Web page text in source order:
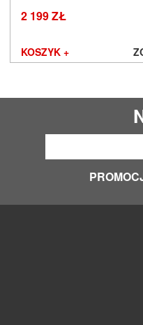
OD RĘKI ---
2 199 ZŁ
KOSZYK +